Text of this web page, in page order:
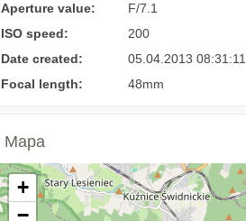
Aperture value:
F/7.1
ISO speed:
200
Date created:
05.04.2013 08:31:11
Focal length:
48mm
Mapa
+
−